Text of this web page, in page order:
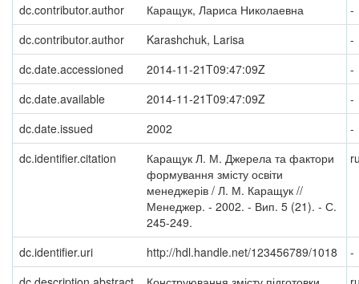
dc.contributor.author
Каращук, Лариса Николаевна
-
dc.contributor.author
Karashchuk, Larisa
-
dc.date.accessioned
2014-11-21T09:47:09Z
-
dc.date.available
2014-11-21T09:47:09Z
-
dc.date.issued
2002
-
dc.identifier.citation
Каращук Л. М. Джерела та фактори
формування змісту освіти
менеджерів / Л. М. Каращук //
Менеджер. - 2002. - Вип. 5 (21). - С.
245-249.
dc.identifier.uri http://hdl.handle.net/123456789/1018
-